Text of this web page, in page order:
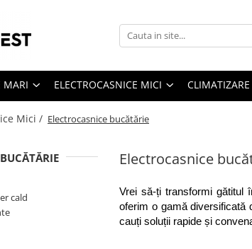
MARI ELECTROCASNICE MICI CLIMATIZARE
Mici / Electrocasnice bucătărie
Electrocasnice
Vrei să-ți transformi gătitul
oferim o gamă diversificată
cauți soluții rapide și
cald